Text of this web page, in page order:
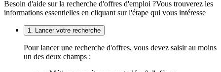
Besoin d'aide sur la recherche d'offres d'emploi ?Vous trouverez les
informations essentielles en cliquant sur l'étape qui vous intéresse
1. Lancer votre recherche
Pour lancer une recherche d'offres, vous devez saisir au moins
un des deux champs :